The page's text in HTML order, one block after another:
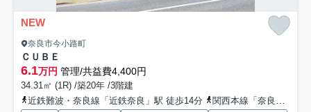
NEW
奈良市今小路町
ＣＵＢＥ
6.1万円 管理/共益費4,400円
34.31㎡ (1R) /築20年 /3階建
近鉄難波・奈良線「近鉄奈良」駅 徒歩14分
関西本線「奈良」駅 徒歩28分